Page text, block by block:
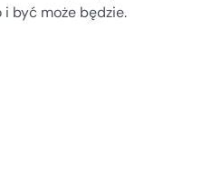
i być może będzie.